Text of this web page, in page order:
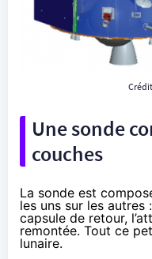
Une sonde
couches
La sonde est
les uns sur les autres
capsule de retour,
remontée. Tout ce
lunaire.